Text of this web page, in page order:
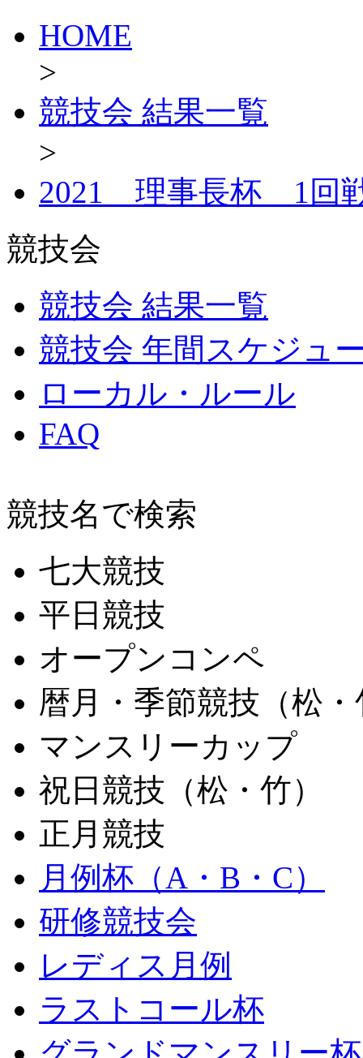
HOME
>
競技会 結果一覧
>
2021 理事長杯 1回
競技会
競技会 結果一覧
競技会 年間スケジュ
ローカル・ルール
FAQ
競技名で検索
七大競技
平日競技
オープンコンペ
暦月・季節競技（松・
マンスリーカップ
祝日競技（松・竹）
正月競技
月例杯（A・B・C）
研修競技会
レディス月例
ラストコール杯